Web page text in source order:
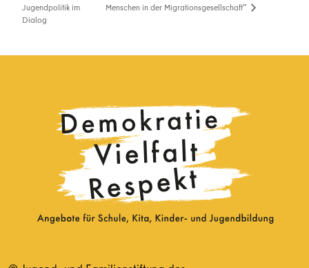
Jugendpolitik im
Dialog
Menschen in der Migrationsgesellschaft”